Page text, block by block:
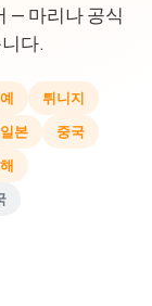
— 마리나 공식
다.
튀니지
일본
중국